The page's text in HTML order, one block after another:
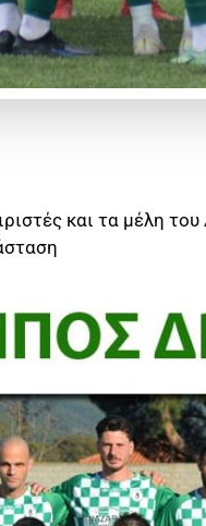
και τα μέλη